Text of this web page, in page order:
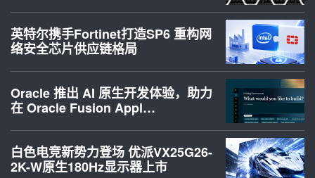
英特尔携手Fortinet打造SP6 重构网
络安全芯片供应链格局
Oracle 推出 AI 原生开发体验，助力
在 Oracle Fusion Appl…
白色电竞新势力登场 优派VX25G26-
2K-W原生180Hz显示器上市